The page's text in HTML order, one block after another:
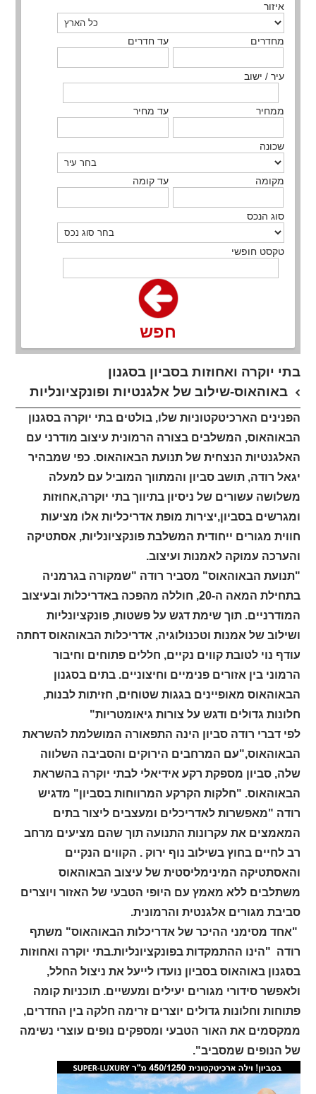
איזור
מחדרים עד חדרים
עיר / ישוב
ממחיר עד מחיר
שכונה
מקומה עד קומה
סוג הנכס
טקסט חופשי
חפש
בתי יוקרה ואחוזות בסביון בסגנון
באוהאוס-שילוב של אלגנטיות ופונקציונליות
הפנינים הארכיטקטוניות שלו, בולטים בתי יוקרה בסגנון
הבאוהאוס, המשלבים בצורה הרמונית עיצוב מודרני עם
האלגנטיות הנצחית של תנועת הבאוהאוס. כפי שמבהיר
יגאל רודה, תושב סביון והמתווך המוביל עם למעלה
משלושה עשורים של ניסיון בתיווך בתי יוקרה,אחוזות
ומגרשים בסביון,יצירות מופת אדריכליות אלו מציעות
חווית מגורים ייחודית המשלבת פונקציונליות, אסתטיקה
והערכה עמוקה לאמנות ועיצוב.
"תנועת הבאוהאוס" מסביר רודה "שמקורה בגרמניה
בתחילת המאה ה-20, חוללה מהפכה באדריכלות ובעיצוב
המודרניים. תוך שימת דגש על פשטות, פונקציונליות
ושילוב של אמנות וטכנולוגיה, אדריכלות הבאוהאוס דחתה
עודף נוי לטובת קווים נקיים, חללים פתוחים וחיבור
הרמוני בין אזורים פנימיים וחיצוניים. בתים בסגנון
הבאוהאוס מאופיינים בגגות שטוחים, חזיתות לבנות,
חלונות גדולים ודגש על צורות גיאומטריות"
לפי דברי רודה סביון הינה התפאורה המושלמת להשראת
הבאוהאוס,"עם המרחבים הירוקים והסביבה השלווה
שלה, סביון מספקת רקע אידיאלי לבתי יוקרה בהשראת
הבאוהאוס. "חלקות הקרקע המרווחות בסביון" מדגיש
רודה "מאפשרות לאדריכלים ומעצבים ליצור בתים
המאמצים את עקרונות התנועה תוך שהם מציעים מרחב
רב לחיים בחוץ בשילוב נוף ירוק . הקווים הנקיים
והאסתטיקה המינימליסטית של עיצוב הבאוהאוס
משתלבים ללא מאמץ עם היופי הטבעי של האזור ויוצרים
סביבת מגורים אלגנטית והרמונית.
"אחד מסימני ההיכר של אדריכלות הבאוהאוס" משתף
רודה "הינו ההתמקדות בפונקציונליות.בתי יוקרה ואחוזות
בסגנון באוהאוס בסביון נועדו לייעל את ניצול החלל,
ולאפשר סידורי מגורים יעילים ומעשיים. תוכניות קומה
פתוחות וחלונות גדולים יוצרים זרימה חלקה בין החדרים,
ממקסמים את האור הטבעי ומספקים נופים עוצרי נשימה
של הנופים שמסביב".